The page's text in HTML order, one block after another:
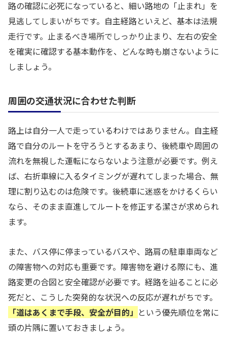
路の確認に必死になっていると、細い路地の「止まれ」を
見逃してしまいがちです。自主経路といえど、基本は法規
走行です。止まるべき場所でしっかり止まり、左右の安全
を確実に確認する基本動作を、どんな時も崩さないように
しましょう。
周囲の交通状況に合わせた判断
路上は自分一人で走っているわけではありません。自主経
路で自分のルートを守ろうとするあまり、後続車や周囲の
流れを無視した運転にならないよう注意が必要です。例え
ば、右折車線に入るタイミングが遅れてしまった場合、無
理に割り込むのは危険です。後続車に迷惑をかけるくらい
なら、そのまま直進してルートを修正する潔さが求められ
ます。
また、バス停に停まっているバスや、路肩の駐車車両など
の障害物への対応も重要です。障害物を避ける際にも、進
路変更の合図と安全確認が必要です。経路を辿ることに必
死だと、こうした突発的な状況への反応が遅れがちです。
「道はあくまで手段、安全が目的」 という優先順位を常に
頭の片隅に置いておきましょう。